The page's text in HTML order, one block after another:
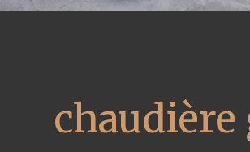
chaudière